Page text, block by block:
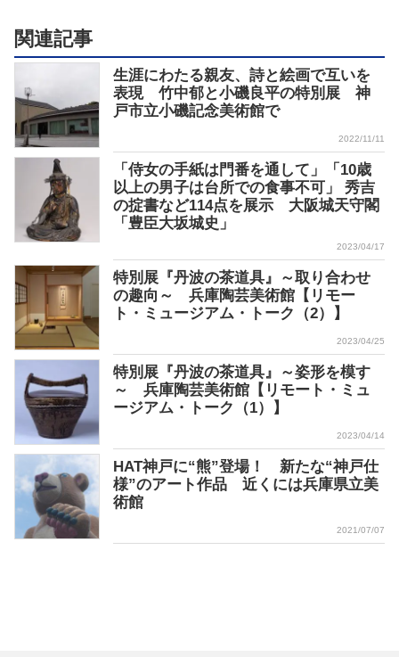
関連記事
生涯にわたる親友、詩と絵画で互いを
表現 竹中郁と小磯良平の特別展 神
戸市立小磯記念美術館で
2022/11/11
「侍女の手紙は門番を通して」「10歳
以上の男子は台所での食事不可」 秀吉
の掟書など114点を展示 大阪城天守閣
「豊臣大坂城史」
2023/04/17
特別展『丹波の茶道具』～取り合わせ
の趣向～ 兵庫陶芸美術館【リモー
ト・ミュージアム・トーク（2）】
2023/04/25
特別展『丹波の茶道具』～姿形を模す
～ 兵庫陶芸美術館【リモート・ミュ
ージアム・トーク（1）】
2023/04/14
HAT神戸に“熊”登場！ 新たな“神戸仕
様”のアート作品 近くには兵庫県立美
術館
2021/07/07